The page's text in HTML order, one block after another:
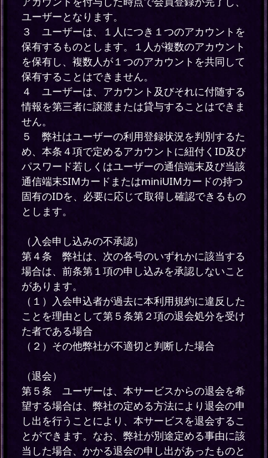
ユーザーとなります。
３ ユーザーは、１人につき１つのアカウントを
保有するものとします。１人が複数のアカウント
を保有し、複数人が１つのアカウントを共同して
保有することはできません。
４ ユーザーは、アカウント及びそれに付随する
情報を第三者に譲渡または貸与することはできま
せん。
５ 弊社はユーザーの利用登録状況を判別するた
め、本条４項で定めるアカウントに紐付くID及び
パスワード若しくはユーザーの通信端末及び当該
通信端末SIMカードまたはminiUIMカードの持つ
固有のIDを、必要に応じて取得し確認できるもの
とします。
（入会申し込みの不承認）
第４条 弊社は、次の各号のいずれかに該当する
場合は、前条第１項の申し込みを承認しないこと
があります。
（１）入会申込者が過去に本利用規約に違反した
ことを理由として第５条第２項の退会処分を受け
た者である場合
（２）その他弊社が不適切と判断した場合
（退会）
第５条 ユーザーは、本サービスからの退会を希
望する場合は、弊社の定める方法により退会の申
し出を行うことにより、本サービスを退会するこ
とができます。なお、弊社が別途定める事由に該
当した場合、かかる退会の申し出があったものと